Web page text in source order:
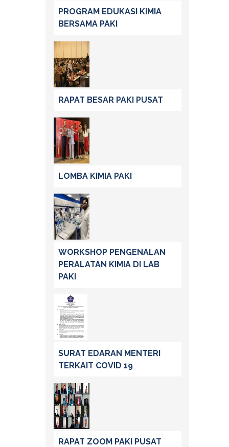
PROGRAM EDUKASI KIMIA
BERSAMA PAKI
RAPAT BESAR PAKI PUSAT
LOMBA KIMIA PAKI
WORKSHOP PENGENALAN
PERALATAN KIMIA DI LAB
PAKI
SURAT EDARAN MENTERI
TERKAIT COVID 19
RAPAT ZOOM PAKI PUSAT